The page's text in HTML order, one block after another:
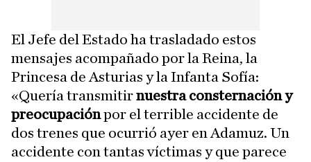
El Jefe del Estado ha trasladado estos
mensajes acompañado por la Reina, la
Princesa de Asturias y la Infanta Sofía:
«Quería transmitirnuestra consternación y
preocupaciónpor el terrible accidente de
dos trenes que ocurrió ayer en Adamuz. Un
accidente con tantas víctimas y que parece